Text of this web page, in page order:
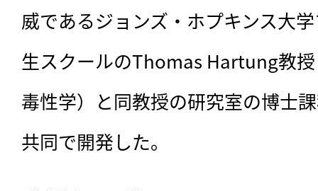
威であるジョンズ・ホプキンス大
生スクールのThomas Hartung教
毒性学）と同教授の研究室の博士
共同で開発した。